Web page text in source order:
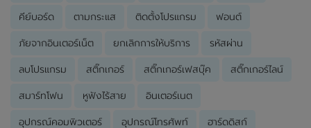
คีย์บอร์ด ตามกระแส ติดตั้งโปรแกรม ฟอนต์
ภัยจากอินเตอร์เน็ต ยกเลิกการให้บริการ รหัสผ่าน
ลบโปรแกรม สติ๊กเกอร์ สติ๊กเกอร์เฟสบุ๊ค สติ๊กเกอร์ไลน์
สมาร์ทโฟน หูฟังไร้สาย อินเตอร์เนต
อุปกรณ์คอมพิวเตอร์ อุปกรณ์โทรศัพท์ ฮาร์ดดิสก์